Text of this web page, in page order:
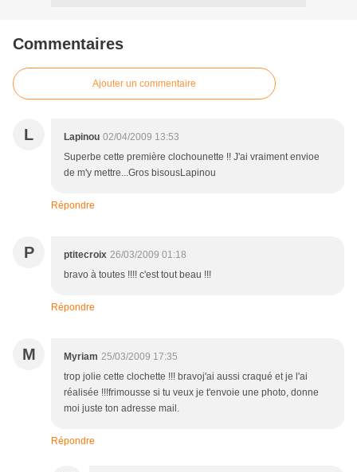
Commentaires
Ajouter un commentaire
L Lapinou 02/04/2009 13:53
Superbe cette première clochounette !! J'ai vraiment envioe
de m'y mettre...Gros bisousLapinou
Répondre
P ptitecroix 26/03/2009 01:18
bravo à toutes !!!! c'est tout beau !!!
Répondre
M Myriam 25/03/2009 17:35
trop jolie cette clochette !!! bravoj'ai aussi craqué et je l'ai
réalisée !!!frimousse si tu veux je t'envoie une photo, donne
moi juste ton adresse mail.
Répondre